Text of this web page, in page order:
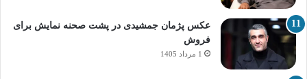
عکس پژمان جمشیدی در پشت صحنه نمایش برای
فروش
1 مرداد 1405